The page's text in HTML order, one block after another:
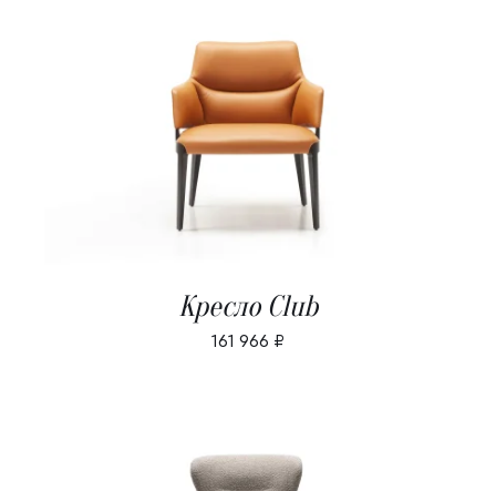
В КОРЗИНУ / ДЕТАЛИ
Кресло Club
161 966 ₽